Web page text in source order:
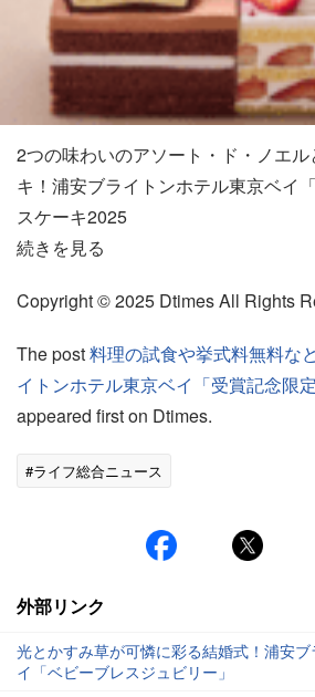
2つの味わいのアソート・ド・ノエ
キ！浦安ブライトンホテル東京ベイ
スケーキ2025
続きを見る
Copyright © 2025 Dtimes All Rights
The post料理の試食や挙式料無料な
イトンホテル東京ベイ「受賞記念限
appeared first on Dtimes.
#ライフ総合ニュース
外部リンク
光とかすみ草が可憐に彩る結婚式！浦安
イ「ベビーブレスジュビリー」